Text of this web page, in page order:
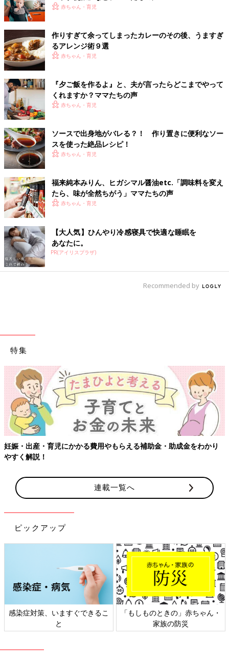
赤ちゃん・育児
作りすぎて余ってしまったカレーのその後、うますぎ
るアレンジ術９選
赤ちゃん・育児
『夕ご飯を作るよ』と、夫が言ったらどこまでやって
くれますか？ママたちの声
赤ちゃん・育児
ソースで出身地がバレる？！ 作り置きに便利なソー
スを使った絶品レシピ！
赤ちゃん・育児
福来純本みりん、ヒガシマル醤油etc.「調味料を変え
たら、味が全然ちがう」ママたちの声
赤ちゃん・育児
【大人気】ひんやり冷感寝具で快適な睡眠を
あなたに。
PR(アイリスプラザ)
Recommended by
特集
妊娠・出産・育児にかかる費用やもらえる補助金・助成金をわかり
やすく解説！
連載一覧へ
ピックアップ
感染症対策、いますぐできるこ
と
「もしものときの」赤ちゃん・
家族の防災